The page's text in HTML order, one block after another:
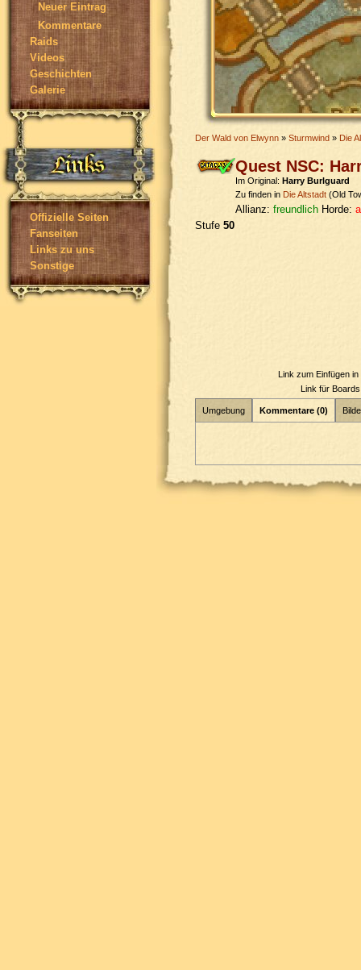
Neuer Eintrag
Kommentare
Raids
Videos
Geschichten
Galerie
Offizielle Seiten
Fanseiten
Links zu uns
Sonstige
Der Wald von Elwynn » Sturmwind » Die
Quest NSC:
Im Original: Harry Burlguard
Zu finden in Die Altstadt (Old
Allianz: freundlich Horde:
Stufe 50
Link zum Einfügen
Link für
Umgebung Kommentare (0)